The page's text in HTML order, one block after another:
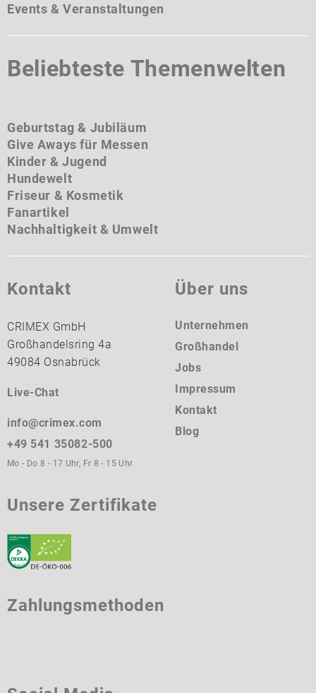
Events & Veranstaltungen
Beliebteste Themenwelten
Geburtstag & Jubiläum
Give Aways für Messen
Kinder & Jugend
Hundewelt
Friseur & Kosmetik
Fanartikel
Nachhaltigkeit & Umwelt
Kontakt
CRIMEX GmbH
Großhandelsring 4a
49084 Osnabrück
Live-Chat
info@crimex.com
+49 541 35082-500
Mo - Do 8 - 17 Uhr, Fr 8 - 15 Uhr
Über uns
Unternehmen
Großhandel
Jobs
Impressum
Kontakt
Blog
Unsere Zertifikate
Zahlungsmethoden